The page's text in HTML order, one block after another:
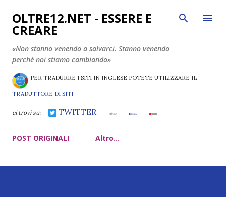
Passa ai contenuti principali
OLTRE12.NET - ESSERE E
CREARE
«Non stanno venendo a salvarci. Stanno venendo
perché noi stiamo cambiando»
PER TRADURRE I SITI IN INGLESE POTETE UTILIZZARE IL
TRADUTTORE DI SITI
ci trovi su: TWITTER
POST ORIGINALI Altro…